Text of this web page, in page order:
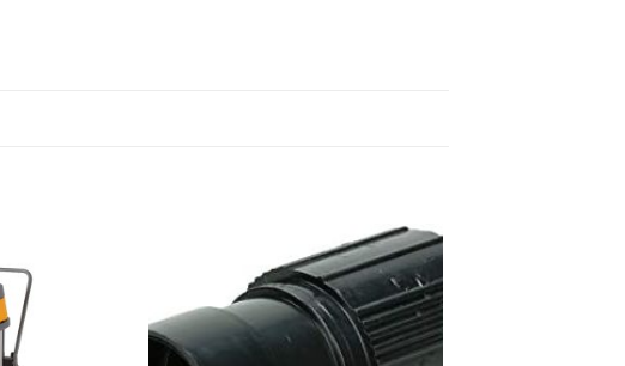
Add to
wishlist